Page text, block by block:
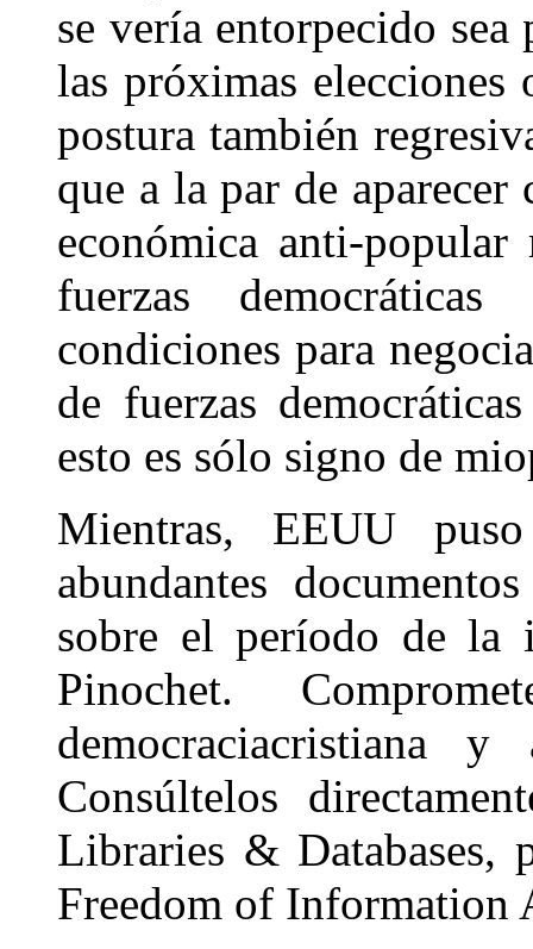
se vería entorpecido
las próximas
postura también
que a la par de
económica anti-
fuerzas
condiciones para
de fuerzas
esto es sólo signo de
Mientras, EEUU
abundantes
sobre el período de la
Pinochet.
democraciacristiana y
Consúltelos
Libraries & Databases,
Freedom of Information